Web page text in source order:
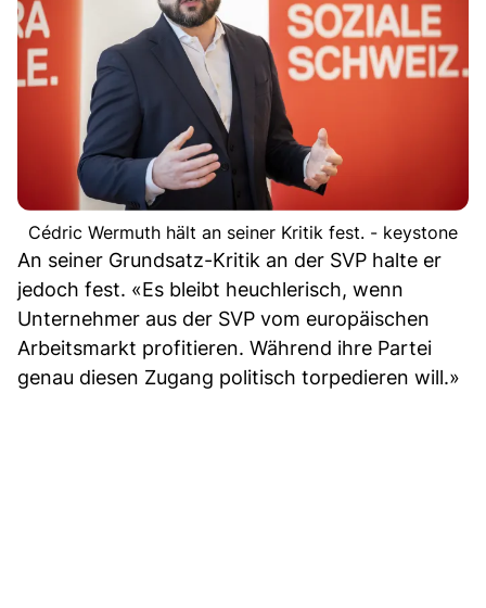
Cédric Wermuth hält an seiner Kritik fest. - keystone
An seiner Grundsatz-Kritik an der SVP halte er
jedoch fest. «Es bleibt heuchlerisch, wenn
Unternehmer aus der SVP vom europäischen
Arbeitsmarkt profitieren. Während ihre Partei
genau diesen Zugang politisch torpedieren will.»